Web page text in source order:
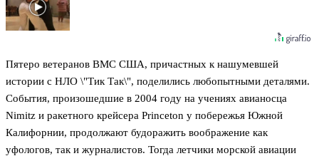
Пятеро ветеранов ВМС США, причастных к нашумевшей
истории с НЛО \"Тик Так\", поделились любопытными деталями.
События, произошедшие в 2004 году на учениях авианосца
Nimitz и ракетного крейсера Princeton у побережья Южной
Калифорнии, продолжают будоражить воображение как
уфологов, так и журналистов. Тогда летчики морской авиации